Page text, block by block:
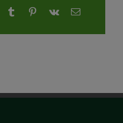
TumblrPinterest
Vk
E-